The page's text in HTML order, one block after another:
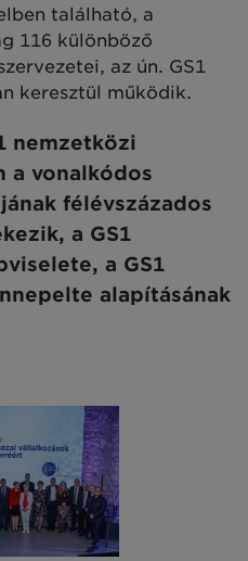
található, a
116 különböző
az ún. GS1
keresztül működik.
nemzetközi
a vonalkódos
félévszázados
a GS1
a GS1
alapításának